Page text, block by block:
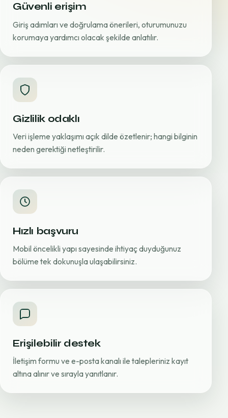
Güvenli erişim
Giriş adımları ve doğrulama önerileri, oturumunuzu
korumaya yardımcı olacak şekilde anlatılır.
Gizlilik odaklı
Veri işleme yaklaşımı açık dilde özetlenir; hangi bilginin
neden gerektiği netleştirilir.
Hızlı başvuru
Mobil öncelikli yapı sayesinde ihtiyaç duyduğunuz
bölüme tek dokunuşla ulaşabilirsiniz.
Erişilebilir destek
İletişim formu ve e-posta kanalı ile talepleriniz kayıt
altına alınır ve sırayla yanıtlanır.